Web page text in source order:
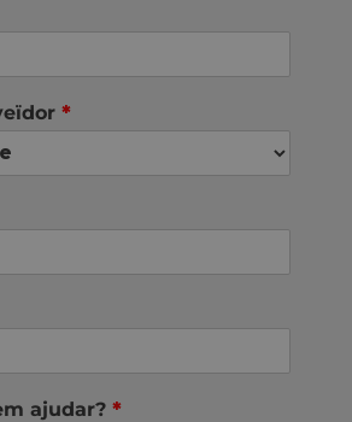
*
ajudar? *